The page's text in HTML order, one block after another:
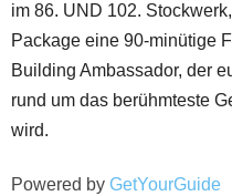
im 86. UND 102.
Package eine 90-minütige
Building Ambassador, der
rund um das berühmteste
wird.
Powered by GetYourGuide